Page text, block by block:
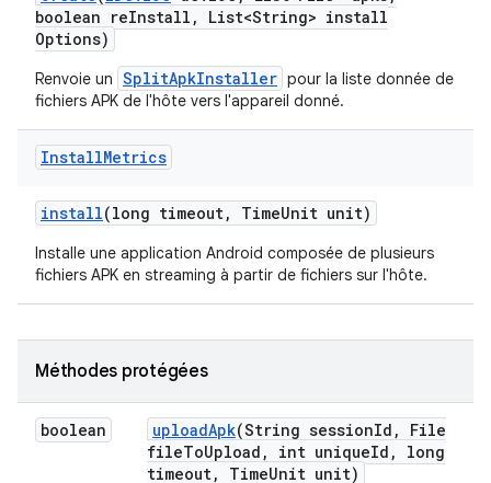
boolean reInstall ,
List<String> install
Options)
Renvoie un SplitApkInstaller pour la liste donnée de
fichiers APK de l'hôte vers l'appareil donné.
InstallMetrics
install(long timeout, TimeUnit unit)
Installe une application Android composée de plusieurs
fichiers APK en streaming à partir de fichiers sur l'hôte.
Méthodes protégées
boolean uploadApk(String sessionId ,
File
fileToUpload , int uniqueId ,
long
timeout, TimeUnit unit)